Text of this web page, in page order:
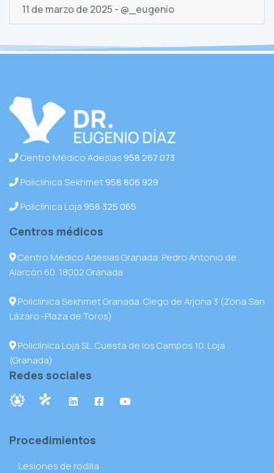
11 de marzo de 2025 - @_eugenio
Centro Médico Adeslas 958 267 073
Policlínica Sekhmet958 806 929
Policlínica Loja 958 325 065
Centros médicos
Centro Médico Adeslas Granada. Pedro Antonio de
Alarcón 60. 18002 Granada
Policlínica Sekhmet Granada. Ciego de Arjona 3 (Zona San
Lázaro -Plaza de Toros)
Policlínica Loja SL. Cuesta de los Campos 10. Loja
(Granada)
Redes sociales
Procedimientos
Lesiones de rodilla